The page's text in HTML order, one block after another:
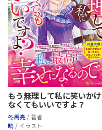
もう無理して私に笑いかけ
なくてもいいですよ？
冬馬亮 / 著者
晴 / イラスト